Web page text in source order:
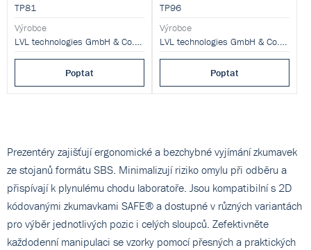
TP81
Výrobce
LVL technologies GmbH & Co.KG
Poptat
TP96
Výrobce
LVL technologies GmbH & Co.KG
Poptat
Prezentéry zajišťují ergonomické a bezchybné vyjímání zkumavek
ze stojanů formátu SBS. Minimalizují riziko omylu při odběru a
přispívají k plynulému chodu laboratoře. Jsou kompatibilní s 2D
kódovanými zkumavkami SAFE® a dostupné v různých variantách
pro výběr jednotlivých pozic i celých sloupců. Zefektivněte
každodenní manipulaci se vzorky pomocí přesných a praktických